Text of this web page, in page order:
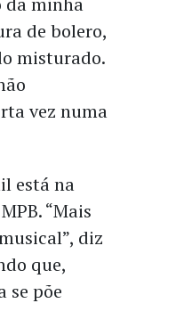
de bolero,
misturado.
vez numa
está na
“Mais
diz
que,
se põe